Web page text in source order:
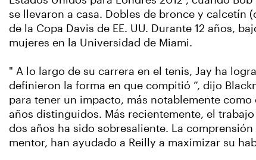
se llevaron a casa. Dobles de bronce y calcetín
de la Copa Davis de EE. UU. Durante 12 años,
mujeres en la Universidad de Miami.
" A lo largo de su carrera en el tenis, Jay ha
definieron la forma en que compitió ”, dijo
para tener un impacto, más notablemente como
años distinguidos. Más recientemente, el
dos años ha sido sobresaliente. La
mentor, han ayudado a Reilly a maximizar su